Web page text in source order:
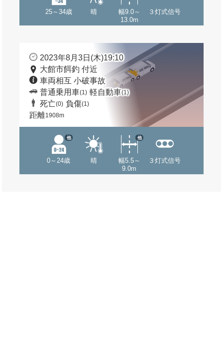
25～34歳 晴
幅9.0～
13.0m
３灯式信号
2023年8月3日(木)19:10
大館市餌釣 付近
車両相互 小破事故
普通乗用車(1) 軽自動車(1)
死亡(0) 負傷(1)
距離1908m
0～24歳
他
晴
幅5.5～
9.0m
他
３灯式信号